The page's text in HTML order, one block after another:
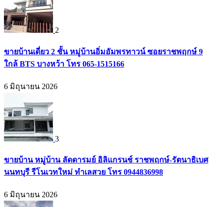
2
ขายบ้านเดี่ยว 2 ชั้น หมู่บ้านอิ่มอัมพรทาวน์ ซอยราชพฤกษ์ 9
ใกล้ BTS บางหว้า โทร 065-1515166
6 มิถุนายน 2026
3
ขายบ้าน หมู่บ้าน ลัดดารมย์ อิลิแกรนช์ ราชพฤกษ์-รัตนาธิเบศ
นนทบุรี รีโนเวทใหม่ ทำเลสวย โทร 0944836998
6 มิถุนายน 2026